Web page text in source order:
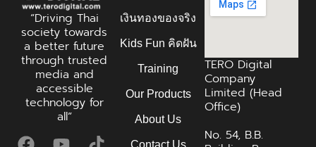
“Driving Thai
society towards
a better future
through trusted
media and
accessible
technology for
all”
เงินทองของจริง
Kids Fun คิดฝัน
Training
Our Products
About Us
Contact Us
TERO Digital
Company
Limited (Head
Office)
No. 54, B.B.